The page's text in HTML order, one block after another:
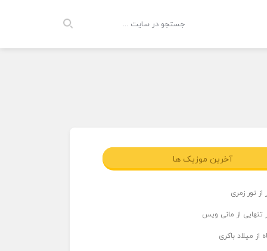
آخرین موزیک ها
تور زمری
تنهایی از مانی ویس
از میلاد باکری